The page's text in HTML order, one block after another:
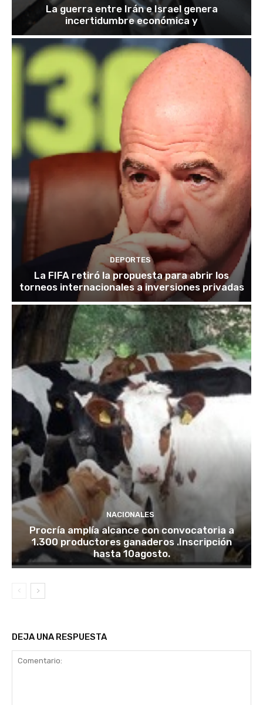
La guerra entre Irán e Israel genera
incertidumbre económica y
DEPORTES
La FIFA retiró la propuesta para abrir los
torneos internacionales a inversiones privadas
NACIONALES
Procría amplía alcance con convocatoria a
1.300 productores ganaderos .Inscripción
hasta 10agosto.
DEJA UNA RESPUESTA